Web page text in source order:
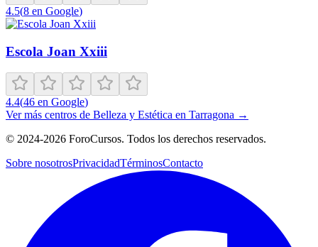
4.5(8 en Google)
Escola Joan Xxiii
4.4(46 en Google)
Ver más centros de Belleza y Estética en Tarragona →
© 2024-2026 ForoCursos. Todos los derechos reservados.
Sobre nosotrosPrivacidadTérminosContacto